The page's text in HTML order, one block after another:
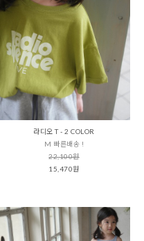
라디오 T - 2 COLOR
M 빠른배송 !
22,100원
15,470원